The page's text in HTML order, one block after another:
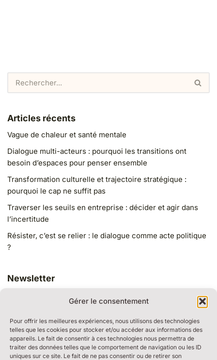
Gérer le consentement
Pour offrir les meilleures expériences, nous utilisons des technologies
telles que les cookies pour stocker et/ou accéder aux informations des
appareils. Le fait de consentir à ces technologies nous permettra de
traiter des données telles que le comportement de navigation ou les ID
uniques sur ce site. Le fait de ne pas consentir ou de retirer son
Articles récents
Vague de chaleur et santé mentale
Dialogue multi-acteurs : pourquoi les transitions ont
besoin d’espaces pour penser ensemble
Transformation culturelle et trajectoire stratégique :
pourquoi le cap ne suffit pas
Traverser les seuils en entreprise : décider et agir dans
l’incertitude
Résister, c’est se relier : le dialogue comme acte politique
?
Newsletter
RESSOURCES